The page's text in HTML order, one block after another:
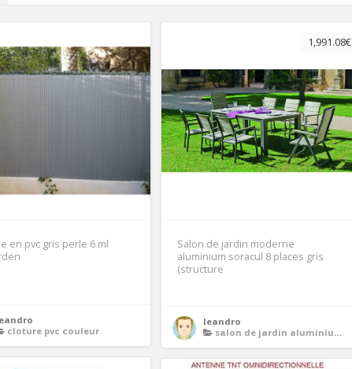
en pvc gris perle 6 ml
cloture pvc couleur
1,991.08€
Salon de jardin moderne
aluminium soracul 8 places gris
(structure
leandro
salon de jardin aluminium 10 places